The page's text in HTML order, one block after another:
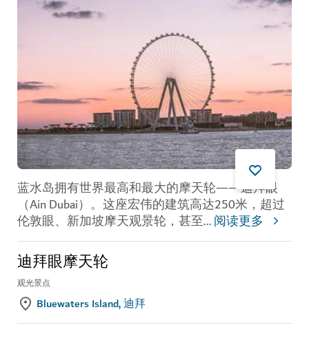
蓝水岛拥有世界最高和最大的摩天轮——迪拜眼
（Ain Dubai） 。这座宏伟的建筑高达250米，超过
伦敦眼、新加坡摩天观景轮，甚至...阅读更多
迪拜眼摩天轮
观光景点
Bluewaters Island, 迪拜